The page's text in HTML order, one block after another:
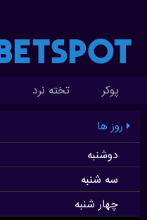
پوکر تخته نرد
روز ها
دوشنبه
سه شنبه
چهار شنبه